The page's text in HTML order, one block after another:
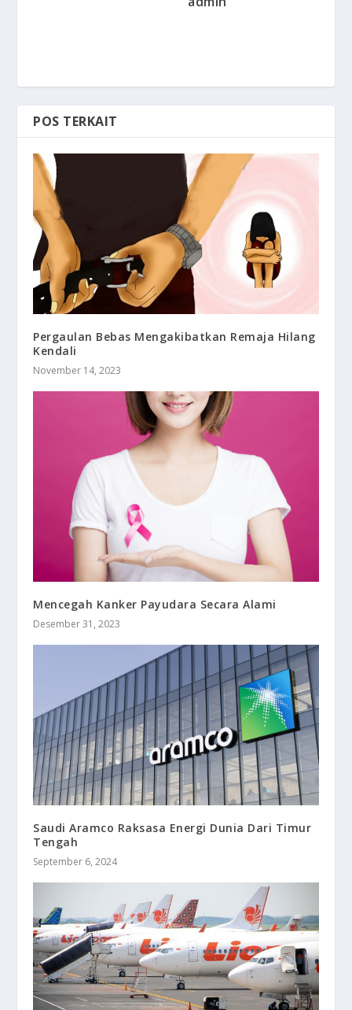
POS TERKAIT
Pergaulan Bebas Mengakibatkan Remaja Hilang
Kendali
November 14, 2023
Mencegah Kanker Payudara Secara Alami
Desember 31, 2023
Saudi Aramco Raksasa Energi Dunia Dari Timur
Tengah
September 6, 2024